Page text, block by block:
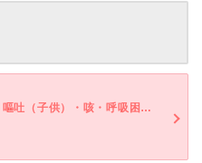
発熱（子供）・腹痛・吐き気・嘔吐（子供）・咳・呼吸困難（子供）